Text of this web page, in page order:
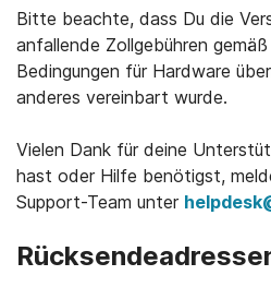
Bitte beachte, dass Du die
anfallende Zollgebühren
Bedingungen für Hardware
anderes vereinbart wurde.
Vielen Dank für deine
hast oder Hilfe benötigst,
Support-Team unter